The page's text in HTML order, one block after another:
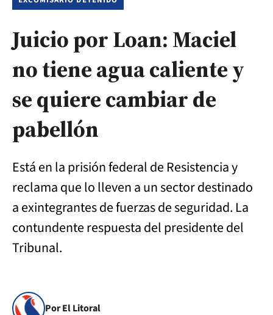
Juicio por Loan: Maciel
no tiene agua caliente y
se quiere cambiar de
pabellón
Está en la prisión federal de Resistencia y
reclama que lo lleven a un sector destinado
a exintegrantes de fuerzas de seguridad. La
contundente respuesta del presidente del
Tribunal.
Por El Litoral